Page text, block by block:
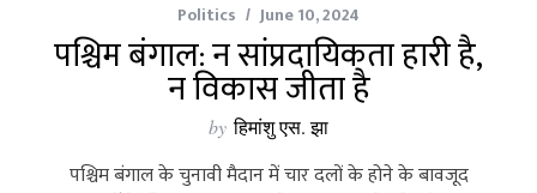
Politics June 10, 2024
पश्चिम बंगाल: न सांप्रदायिकता हारी है,
न विकास जीता है
by हिमांशु एस. झा
पश्चिम बंगाल के चुनावी मैदान में चार दलों के होने के बावजूद